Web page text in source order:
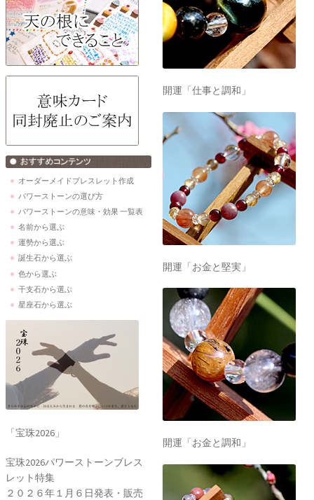
オーダーメイドブレスレット作成
パワーストーンの選び方
パワーストーンの意味・効果 一覧表
名前から選ぶ
運勢から選ぶ
誕生石から選ぶ
色から選ぶ
干支石から選ぶ
星座石から選ぶ
「宝珠2026」
宝珠2026パワーストーンブレス
レット特集
２０２６年１月６日発表・販売
開運「仕事と調和」
開運「お金と堅実」
開運「お金と調和」